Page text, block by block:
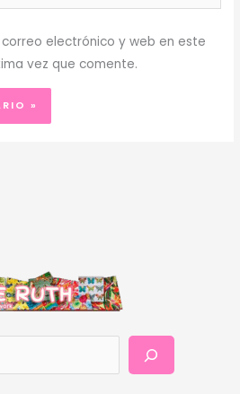
electrónico y web en este
vez que comente.